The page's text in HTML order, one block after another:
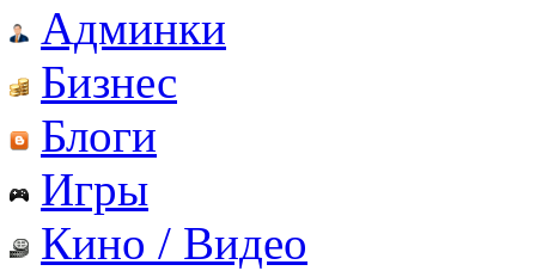
Админки
Бизнес
Блоги
Игры
Кино / Видео